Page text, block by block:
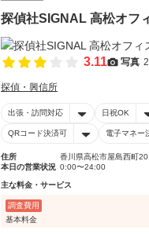
探偵社SIGNAL 高松オフ
3.11 写真
探偵・興信所
出張・訪問対応 日祝OK
QRコード決済可 電子マネー
住所
香川県高松市屋島西町
本日の営業状況 0:00〜24:00
主な料金・サービス
調査費用
基本料金